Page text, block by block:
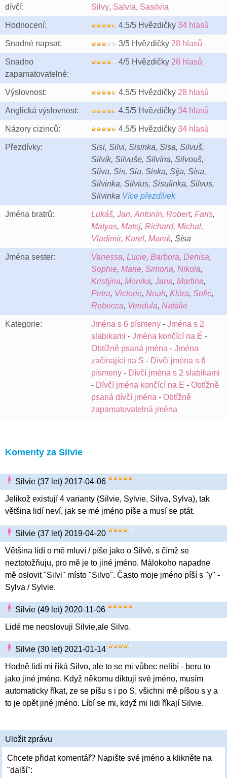
dívčí:
Silvy, Salvia, Sasilvia
Hodnocení: 4.5/5 Hvězdičky 34 hlasů
Snadné napsat: 3/5 Hvězdičky 28 hlasů
Snadno
zapamatovatelné:
4/5 Hvězdičky 28 hlasů
Výslovnost: 4.5/5 Hvězdičky 28 hlasů
Anglická výslovnost: 4.5/5 Hvězdičky 34 hlasů
Názory cizinců: 4.5/5 Hvězdičky 34 hlasů
Přezdívky:
Sisi, Silvi, Sisinka, Sisa, Silvuš,
Silvík, Silvuše, Silvína, Silvouš,
Slíva, Sis, Sia, Siska, Síja, Sísa,
Silvinka, Silvius, Sisulinka, Silvus,
Slivinka Více přezdívek
Jména bratrů: Lukáš, Jan, Antonín, Robert, Faris,
Matyas, Matej, Richard, Michal,
Vladimír, Karel, Marek, Sísa
Jména sester: Vanessa, Lucie, Barbora, Denisa,
Sophie, Marie, Simona, Nikola,
Kristýna, Monika, Jana, Martina,
Petra, Victorie, Noah, Klára, Sofie,
Rebecca, Vendula, Natálie
Kategorie: Jména s 6 písmeny - Jména s 2
slabikami - Jména končící na É -
Obtížně psaná jména - Jména
začínající na S - Dívčí jména s 6
písmeny - Dívčí jména s 2 slabikami
- Dívčí jména končící na E - Obtížně
psaná dívčí jména - Obtížně
zapamatovatelná jména
Komenty za Silvie
Silvie (37 let) 2017-04-06
Jelikož existují 4 varianty (Silvie, Sylvie, Silva, Sylva), tak
většina lidí neví, jak se mé jméno píše a musí se ptát.
Silvie (37 let) 2019-04-20
Většina lidí o mě mluví / píše jako o Silvě, s čímž se
neztotožňuju, pro mě je to jiné jméno. Málokoho napadne
mě oslovit "Silvi" místo "Silvo". Často moje jméno píší s "y" -
Sylva / Sylvie.
Silvie (49 let) 2020-11-06
Lidé me neoslovuji Silvie,ale Silvo.
Silvie (30 let) 2021-01-14
Hodně lidí mi říká Silvo, ale to se mi vůbec nelíbí - beru to
jako jiné jméno. Když někomu diktuji své jméno, musím
automaticky říkat, ze se píšu s i po S, všichni mě píšou s y a
to je opět jiné jméno. Líbí se mi, když mi lidi říkají Silvie.
Uložit zprávu
Chcete přidat komentář? Napište své jméno a klikněte na
"další":